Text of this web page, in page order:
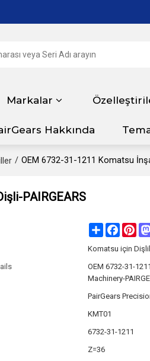
Markalar
Hakkında
/ OEM 6732-31-1211 Komatsu
PAIRGEARS
Share Facebook
Komatsu için
OEM 6732-31-
Machinery-
PairGears
KMT01
6732-31-1211
Z=36